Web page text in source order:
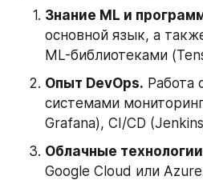
Знание ML и
основной язык, а
ML-библиотеками
Опыт DevOps. Работа
системами
Grafana), CI/CD
Облачные
Google Cloud или